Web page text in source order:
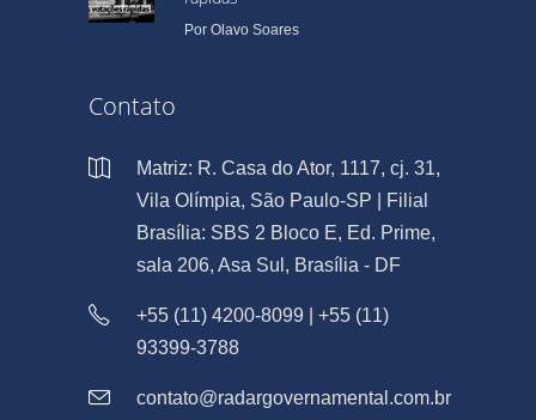
Por Olavo Soares
Contato
Matriz: R. Casa do Ator, 1117, cj. 31,
Vila Olímpia, São Paulo-SP | Filial
Brasília: SBS 2 Bloco E, Ed. Prime,
sala 206, Asa Sul, Brasília - DF
+55 (11) 4200-8099 | +55 (11)
93399-3788
contato@radargovernamental.com.br